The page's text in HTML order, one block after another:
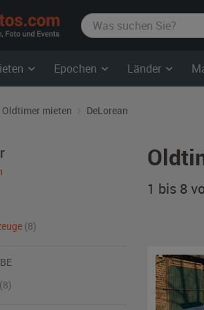
film-
autos.com
Epochen Länder
Oldtimer mieten DeLorean
1 bis 8
(8)
(8)